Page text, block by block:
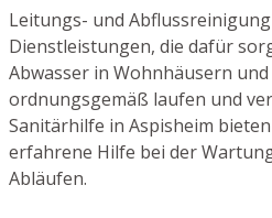
Leitungs- und
Dienstleistungen, die dafür
Abwasser in Wohnhäusern und
ordnungsgemäß laufen und
Sanitärhilfe in Aspisheim
erfahrene Hilfe bei der
Abläufen.